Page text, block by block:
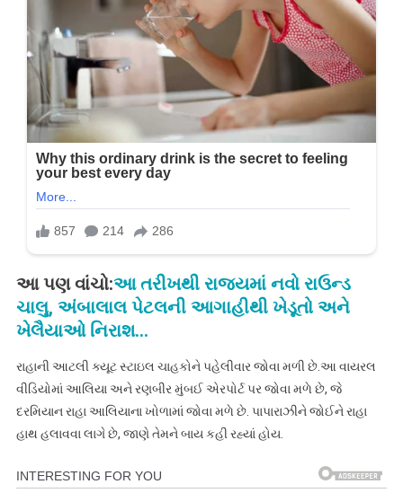
આ પણ વાંચો:આ તરીખથી રાજ્યમાં નવો રાઉન્ડ
ચાલુ, અંબાલાલ પેટલની આગાહીથી ખેડૂતો અને
ખેલૈયાઓ નિરાશ…
રાહાની આટલી ક્યૂટ સ્ટાઇલ ચાહકોને પહેલીવાર જોવા મળી છે.આ વાયરલ
વીડિયોમાં આલિયા અને રણબીર મુંબઈ એરપોર્ટ પર જોવા મળે છે, જે
દરમિયાન રાહા આલિયાના ખોળામાં જોવા મળે છે. પાપારાઝીને જોઈને રાહા
હાથ હલાવવા લાગે છે, જાણે તેમને બાય કહી રહ્યાં હોય.